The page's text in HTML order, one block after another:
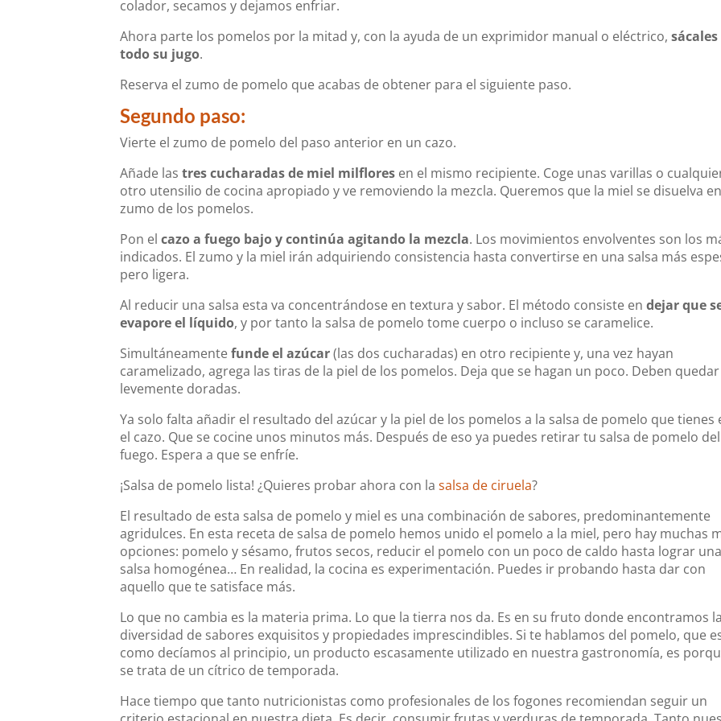
colador, secamos y dejamos enfriar.
Ahora parte los pomelos por la mitad y, con la ayuda de un exprimidor manual o eléctrico,sácales
todo su jugo.
Reserva el zumo de pomelo que acabas de obtener para el siguiente paso.
Segundo paso:
Vierte el zumo de pomelo del paso anterior en un cazo.
Añade lastres cucharadas de miel milflores en el mismo recipiente. Coge unas varillas o
otro utensilio de cocina apropiado y ve removiendo la mezcla. Queremos que la miel se disuelva
zumo de los pomelos.
Pon el cazo a fuego bajo y continúa agitando la mezcla. Los movimientos envolventes son los
indicados. El zumo y la miel irán adquiriendo consistencia hasta convertirse en una salsa más
pero ligera.
Al reducir una salsa esta va concentrándose en textura y sabor. El método consiste endejar que
evapore el líquido, y por tanto la salsa de pomelo tome cuerpo o incluso se caramelice.
Simultáneamentefunde el azúcar(las dos cucharadas) en otro recipiente y, una vez hayan
caramelizado, agrega las tiras de la piel de los pomelos. Deja que se hagan un poco. Deben quedar
levemente doradas.
Ya solo falta añadir el resultado del azúcar y la piel de los pomelos a la salsa de pomelo que tienes
el cazo. Que se cocine unos minutos más. Después de eso ya puedes retirar tu salsa de pomelo del
fuego. Espera a que se enfríe.
¡Salsa de pomelo lista! ¿Quieres probar ahora con lasalsa de ciruela?
El resultado de esta salsa de pomelo y miel es una combinación de sabores, predominantemente
agridulces. En esta receta de salsa de pomelo hemos unido el pomelo a la miel, pero hay muchas
opciones: pomelo y sésamo, frutos secos, reducir el pomelo con un poco de caldo hasta lograr una
salsa homogénea… En realidad, la cocina es experimentación. Puedes ir probando hasta dar con
aquello que te satisface más.
Lo que no cambia es la materia prima. Lo que la tierra nos da. Es en su fruto donde encontramos la
diversidad de sabores exquisitos y propiedades imprescindibles. Si te hablamos del pomelo, que
como decíamos al principio, un producto escasamente utilizado en nuestra gastronomía, es
se trata de un cítrico de temporada.
Hace tiempo que tanto nutricionistas como profesionales de los fogones recomiendan seguir un